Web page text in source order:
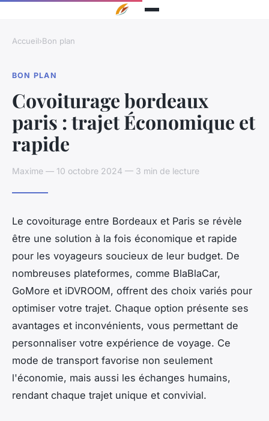
Accueil›Bon plan
BON PLAN
Covoiturage bordeaux
paris : trajet Économique et
rapide
Maxime — 10 octobre 2024 — 3 min de lecture
Le covoiturage entre Bordeaux et Paris se révèle
être une solution à la fois économique et rapide
pour les voyageurs soucieux de leur budget. De
nombreuses plateformes, comme BlaBlaCar,
GoMore et iDVROOM, offrent des choix variés pour
optimiser votre trajet. Chaque option présente ses
avantages et inconvénients, vous permettant de
personnaliser votre expérience de voyage. Ce
mode de transport favorise non seulement
l'économie, mais aussi les échanges humains,
rendant chaque trajet unique et convivial.